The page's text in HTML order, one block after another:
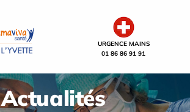
URGENCE MAINS
01 86 86 91 91
Actualités